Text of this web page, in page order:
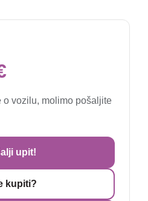
vozilu, molimo pošaljite
upit!
kupiti?